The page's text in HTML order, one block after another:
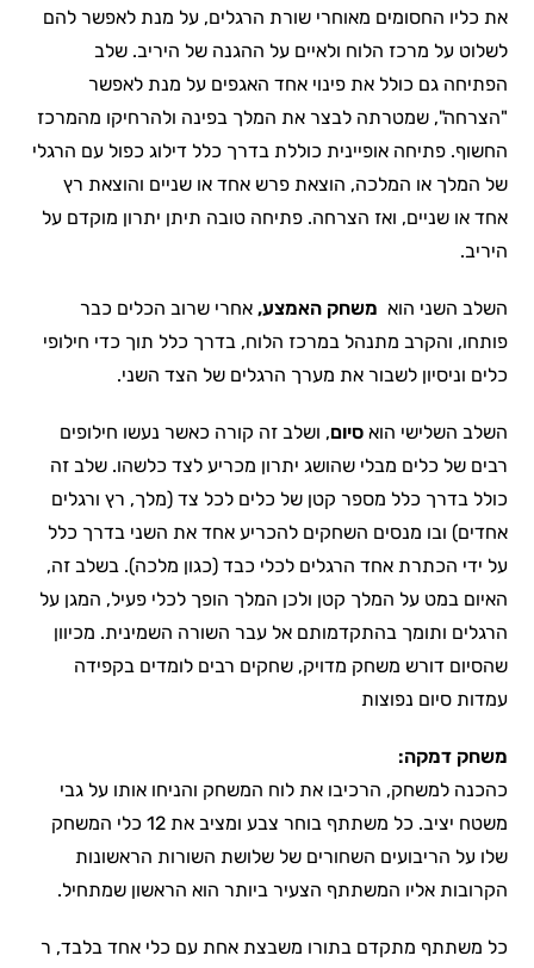
את כליו החסומים מאוחרי שורת הרגלים, על מנת לאפשר להם
לשלוט על מרכז הלוח ולאיים על ההגנה של היריב. שלב
הפתיחה גם כולל את פינוי אחד האגפים על מנת לאפשר
"הצרחה", שמטרתה לבצר את המלך בפינה ולהרחיקו מהמרכז
החשוף. פתיחה אופיינית כוללת בדרך כלל דילוג כפול עם הרגלי
של המלך או המלכה, הוצאת פרש אחד או שניים והוצאת רץ
אחד או שניים, ואז הצרחה. פתיחה טובה תיתן יתרון מוקדם על
היריב.
השלב השני הוא משחק האמצע, אחרי שרוב הכלים כבר
פותחו, והקרב מתנהל במרכז הלוח, בדרך כלל תוך כדי חילופי
כלים וניסיון לשבור את מערך הרגלים של הצד השני.
השלב השלישי הואסיום, ושלב זה קורה כאשר נעשו חילופים
רבים של כלים מבלי שהושג יתרון מכריע לצד כלשהו. שלב זה
כולל בדרך כלל מספר קטן של כלים לכל צד (מלך, רץ ורגלים
אחדים) ובו מנסים השחקים להכריע אחד את השני בדרך כלל
על ידי הכתרת אחד הרגלים לכלי כבד (כגון מלכה). בשלב זה,
האיום במט על המלך קטן ולכן המלך הופך לכלי פעיל, המגן על
הרגלים ותומך בהתקדמותם אל עבר השורה השמינית. מכיוון
שהסיום דורש משחק מדויק, שחקים רבים לומדים בקפידה
עמדות סיום נפוצות
משחק דמקה:
כהכנה למשחק, הרכיבו את לוח המשחק והניחו אותו על גבי
משטח יציב. כל משתתף בוחר צבע ומציב את 12 כלי המשחק
שלו על הריבועים השחורים של שלושת השורות הראשונות
הקרובות אליו המשתתף הצעיר ביותר הוא הראשון שמתחיל.
כל משתתף מתקדם בתורו משבצת אחת עם כלי אחד בלבד, ר